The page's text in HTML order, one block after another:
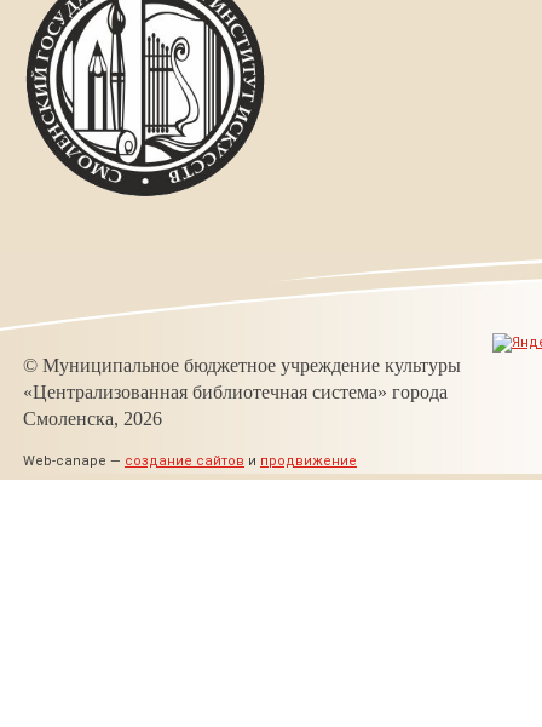
© Муниципальное бюджетное учреждение культуры
«Централизованная библиотечная система» города
Смоленска, 2026
Web-canape — создание сайтов и продвижение